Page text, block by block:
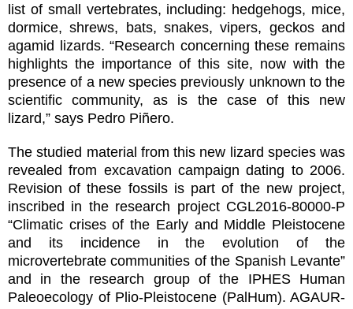
list of small vertebrates, including: hedgehogs, mice,
dormice, shrews, bats, snakes, vipers, geckos and
agamid lizards. “Research concerning these remains
highlights the importance of this site, now with the
presence of a new species previously unknown to the
scientific community, as is the case of this new
lizard,” says Pedro Piñero.
The studied material from this new lizard species was
revealed from excavation campaign dating to 2006.
Revision of these fossils is part of the new project,
inscribed in the research project CGL2016-80000-P
“Climatic crises of the Early and Middle Pleistocene
and its incidence in the evolution of the
microvertebrate communities of the Spanish Levante”
and in the research group of the IPHES Human
Paleoecology of Plio-Pleistocene (PalHum). AGAUR-